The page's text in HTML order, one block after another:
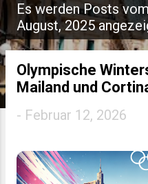
P
o
Es werden Posts vom
August, 2025
Olympische
Mailand und
- Februar 12, 2026